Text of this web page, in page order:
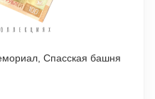
Спасская башня